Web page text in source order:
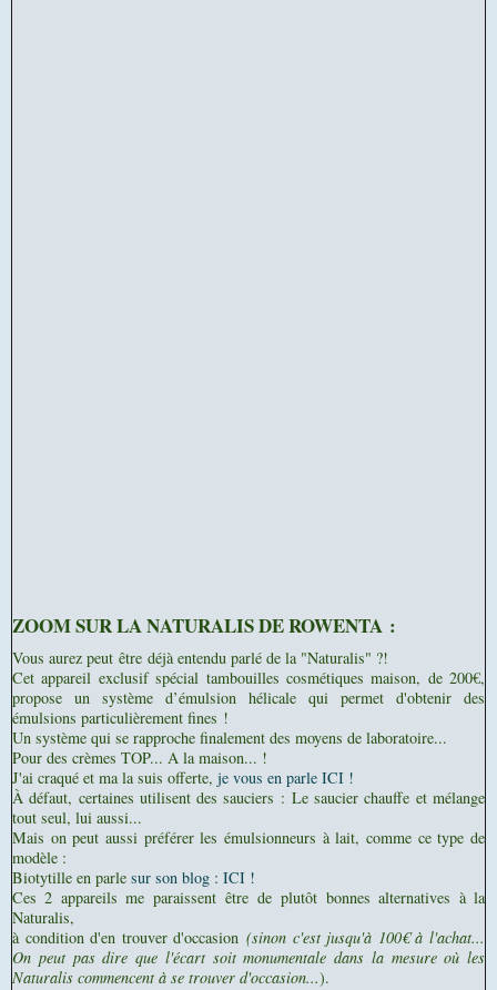
ZOOM SUR LA NATURALIS DE ROWENTA :
Vous aurez peut être déjà entendu parlé de la "Naturalis" ?!
Cet appareil exclusif spécial tambouilles cosmétiques maison, de 200€,
propose un système d’émulsion hélicale qui permet d'obtenir des
émulsions particulièrement fines !
Un système qui se rapproche finalement des moyens de laboratoire...
Pour des crèmes TOP... A la maison... !
J'ai craqué et ma la suis offerte, je vous en parle ICI !
À défaut, certaines utilisent des sauciers : Le saucier chauffe et mélange
tout seul, lui aussi...
Mais on peut aussi préférer les émulsionneurs à lait, comme ce type de
modèle :
Biotytille en parle sur son blog : ICI !
Ces 2 appareils me paraissent être de plutôt bonnes alternatives à la
Naturalis,
à condition d'en trouver d'occasion (sinon c'est jusqu'à 100€ à l'achat...
On peut pas dire que l'écart soit monumentale dans la mesure où les
Naturalis commencent à se trouver d'occasion...).